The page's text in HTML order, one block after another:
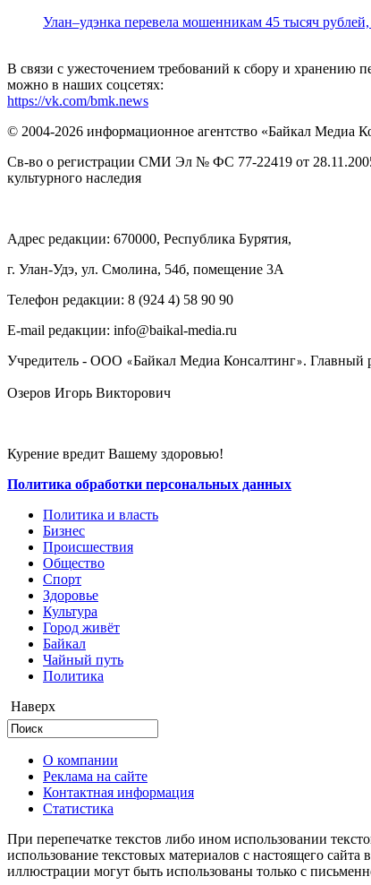
Улан–удэнка перевела мошенникам 45 тысяч
В связи с ужесточением требований к сбору и хранению
можно в наших соцсетях:
https://vk.com/bmk.news
© 2004-2026 информационное агентство «Байкал Медиа
Св-во о регистрации СМИ Эл № ФС 77-22419 от 28.11.2005
культурного наследия
Адрес редакции: 670000, Республика Бурятия,
г. Улан-Удэ, ул. Смолина, 54б, помещение 3А
Телефон редакции: ‎‎8 (924 4) 58 90 90
E-mail редакции: info@baikal-media.ru
Учредитель - ООО «Байкал Медиа Консалтинг». Главный
Озеров Игорь Викторович
Курение вредит Вашему здоровью!
Политика обработки персональных данных
Политика и власть
Бизнес
Происшествия
Общество
Cпорт
Здоровье
Культура
Город живёт
Байкал
Чайный путь
Политика
Наверх
О компании
Реклама на сайте
Контактная информация
Статистика
При перепечатке текстов либо ином использовании
использование текстовых материалов с настоящего
иллюстрации могут быть использованы только с